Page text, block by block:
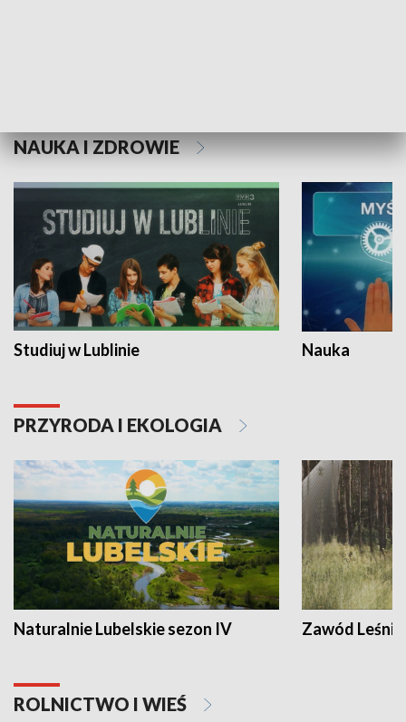
NAUKA I ZDROWIE
Studiuj w Lublinie Nauka
PRZYRODA I EKOLOGIA
Naturalnie Lubelskie sezon IV Zawód Leśnik
ROLNICTWO I WIEŚ